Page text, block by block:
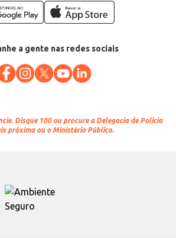
a gente nas redes sociais
Disque 100 ou procure a Delegacia de Polícia
próxima ou o Ministério Público.